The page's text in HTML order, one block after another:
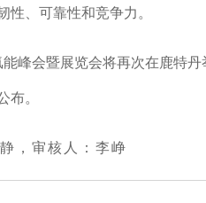
、可靠性和竞争力。
峰会暨展览会将再次在鹿特
布。
，审核人：李峥